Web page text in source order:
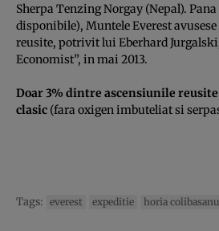
Sherpa Tenzing Norgay (Nepal).
disponibile), Muntele Everest avusese
reusite, potrivit lui Eberhard
Economist”, in mai 2013.
Doar 3% dintre ascensiunile
clasic (fara oxigen imbuteliat si
Tags: everest expeditie horia colibasanu